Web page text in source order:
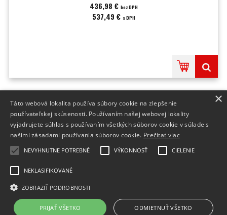
436,98 € bez DPH
537,49 € s DPH
INFO
DODANIE TOVARU
Copyright 2015 - 2026 © Tonery pre každú tlačiareň
×
Táto webová lokalita používa súbory cookie na zlepšenie
používateľskej skúsenosti. Používaním našej webovej lokality
vyjadrujete súhlas s používaním všetkých súborov cookie v súlade s
našimi zásadami používania súborov cookie. Prečítať viac
NEVYHNUTNE POTREBNÉ VÝKONNOSŤ CIELENIE
NEKLASIFIKOVANÉ
ZOBRAZIŤ PODROBNOSTI
PRIJAŤ VŠETKO ODMIETNUŤ VŠETKO